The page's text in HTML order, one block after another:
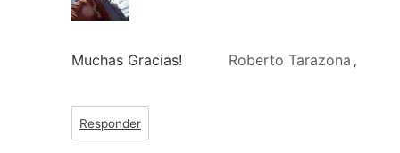
Roberto Tarazona ,
Muchas Gracias!
Responder